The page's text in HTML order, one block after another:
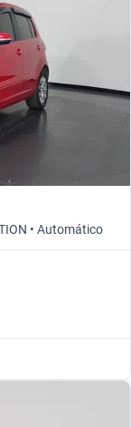
• Automático